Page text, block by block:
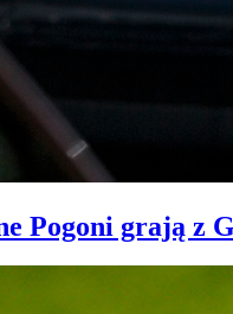
Pogoni grają z